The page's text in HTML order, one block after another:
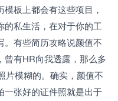
板上都会有这些项目，
的私生活，在对于你的工
。有些简历攻略说颜值不
曾有HR向我透露，那么多
片模糊的。确实，颜值不
一张好的证件照就是出于